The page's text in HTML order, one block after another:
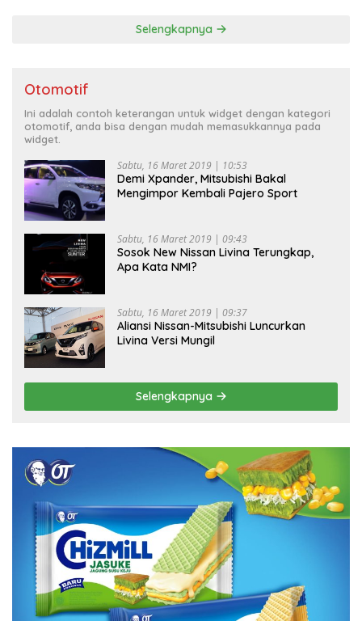
Selengkapnya
Otomotif
Ini adalah contoh keterangan untuk widget dengan kategori
otomotif, anda bisa dengan mudah memasukkannya pada
widget.
Sabtu, 16 Maret 2019 | 10:53
Demi Xpander, Mitsubishi Bakal
Mengimpor Kembali Pajero Sport
Sabtu, 16 Maret 2019 | 09:43
Sosok New Nissan Livina Terungkap,
Apa Kata NMI?
Sabtu, 16 Maret 2019 | 09:37
Aliansi Nissan-Mitsubishi Luncurkan
Livina Versi Mungil
Selengkapnya